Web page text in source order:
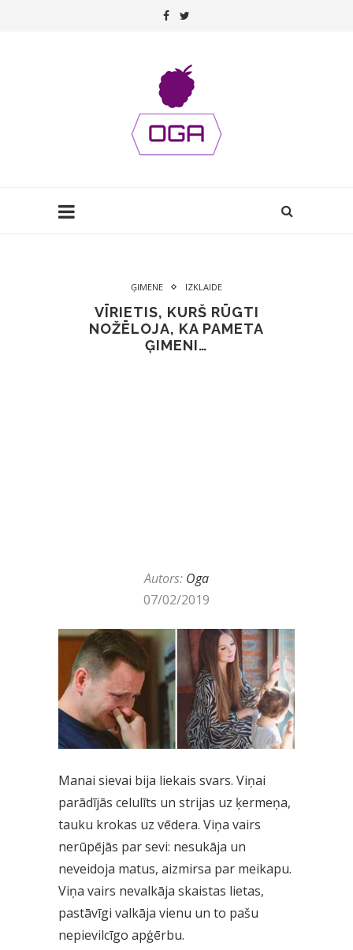
ĢIMENE IZKLAIDE
VĪRIETIS, KURŠ RŪGTI
NOŽĒLOJA, KA PAMETA
ĢIMENI…
Autors: Oga
07/02/2019
Manai sievai bija liekais svars. Viņai
parādījās celulīts un strijas uz ķermeņa,
tauku krokas uz vēdera. Viņa vairs
nerūpējās par sevi: nesukāja un
neveidoja matus, aizmirsa par meikapu.
Viņa vairs nevalkāja skaistas lietas,
pastāvīgi valkāja vienu un to pašu
nepievilcīgo apģērbu.